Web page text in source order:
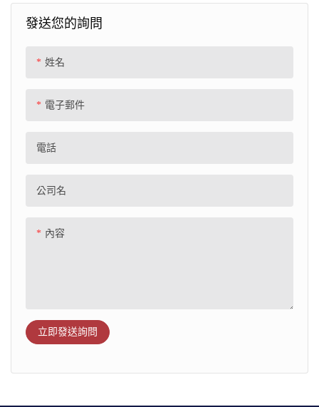
發送您的詢問
姓名
電子郵件
電話
公司名
內容
立即發送詢問
SUV。 該車配有工作喇叭，可增
加樂趣，並設有存放小玩具的儲